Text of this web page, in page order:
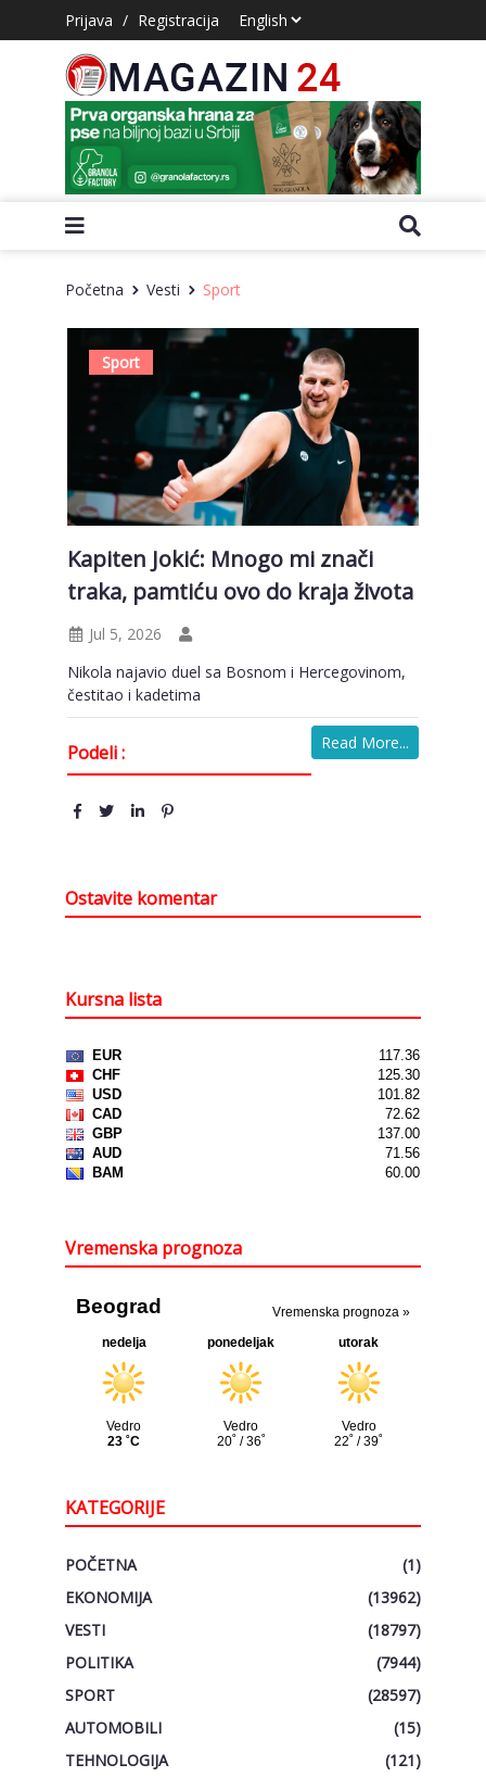
Prijava / Registracija
Početna Vesti Sport
Sport
Kapiten Jokić: Mnogo mi znači
traka, pamtiću ovo do kraja života
Jul 5, 2026
Nikola najavio duel sa Bosnom i Hercegovinom,
čestitao i kadetima
Read More...
Podeli :
Ostavite komentar
Kursna lista
Vremenska prognoza
KATEGORIJE
POČETNA
(1)
EKONOMIJA
(13962)
VESTI
(18797)
POLITIKA
(7944)
SPORT
(28597)
AUTOMOBILI
(15)
TEHNOLOGIJA
(121)